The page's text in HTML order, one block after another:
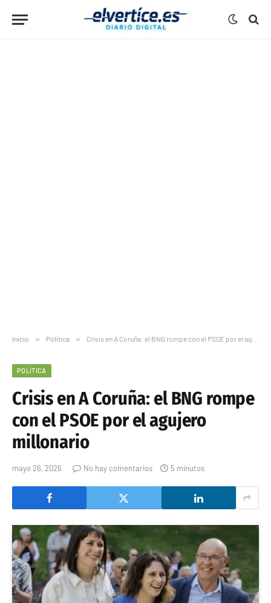
Inicio » Política » Crisis en A Coruña: el BNG rompe con el PSOE por el agujero millonario
POLÍTICA
Crisis en A Coruña: el BNG rompe
con el PSOE por el agujero
millonario
mayo 26, 2026 No hay comentarios 5 minutos